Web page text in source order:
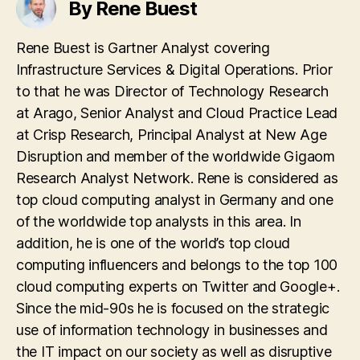
By Rene Buest
Rene Buest is Gartner Analyst covering
Infrastructure Services & Digital Operations. Prior
to that he was Director of Technology Research
at Arago, Senior Analyst and Cloud Practice Lead
at Crisp Research, Principal Analyst at New Age
Disruption and member of the worldwide Gigaom
Research Analyst Network. Rene is considered as
top cloud computing analyst in Germany and one
of the worldwide top analysts in this area. In
addition, he is one of the world’s top cloud
computing influencers and belongs to the top 100
cloud computing experts on Twitter and Google+.
Since the mid-90s he is focused on the strategic
use of information technology in businesses and
the IT impact on our society as well as disruptive